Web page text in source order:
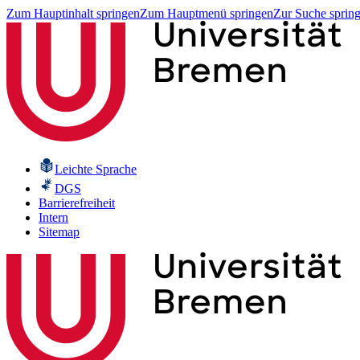
Zum Hauptinhalt springenZum Hauptmenü springenZur Suche
Leichte Sprache
DGS
Barrierefreiheit
Intern
Sitemap